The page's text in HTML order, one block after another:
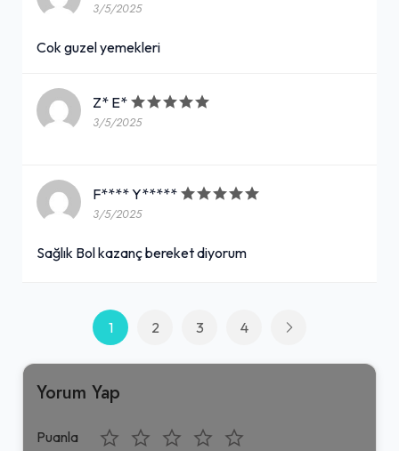
3/5/2025
Cok guzel yemekleri
Z* E*
3/5/2025
F**** Y*****
3/5/2025
Sağlık Bol kazanç bereket diyorum
1 2 3 4
Yorum Yap
Puanla